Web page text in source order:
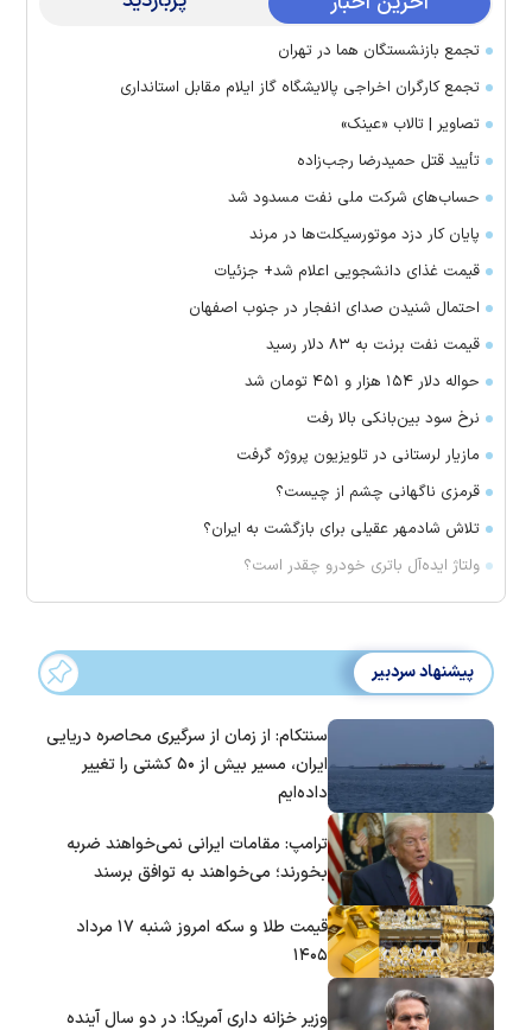
تجمع بازنشستگان هما در تهران
تجمع کارگران اخراجی پالایشگاه گاز ایلام مقابل استانداری
تصاویر | تالاب «عینک»
تأیید قتل حمیدرضا رجب‌زاده
حساب‌های شرکت ملی نفت مسدود شد
پایان کار دزد موتورسیکلت‌ها در مرند
قیمت غذای دانشجویی اعلام شد+ جزئیات
احتمال شنیدن صدای انفجار در جنوب اصفهان
قیمت نفت برنت به ۸۳ دلار رسید
حواله دلار ۱۵۴ هزار و ۴۵۱ تومان شد
نرخ سود بین‌بانکی بالا رفت
مازیار لرستانی در تلویزیون پروژه گرفت
قرمزی ناگهانی چشم از چیست؟
تلاش شادمهر عقیلی برای بازگشت به ایران؟
ولتاژ ایده‌آل باتری خودرو چقدر است؟
پیشنهاد سردبیر
سنتکام: از زمان از سرگیری محاصره دریایی
ایران، مسیر بیش از ۵۰ کشتی را تغییر
داده‌ایم
ترامپ: مقامات ایرانی نمی‌خواهند ضربه
بخورند؛ می‌خواهند به توافق برسند
قیمت طلا و سکه امروز شنبه ۱۷ مرداد
۱۴۰۵
وزیر خزانه داری آمریکا: در دو سال آینده